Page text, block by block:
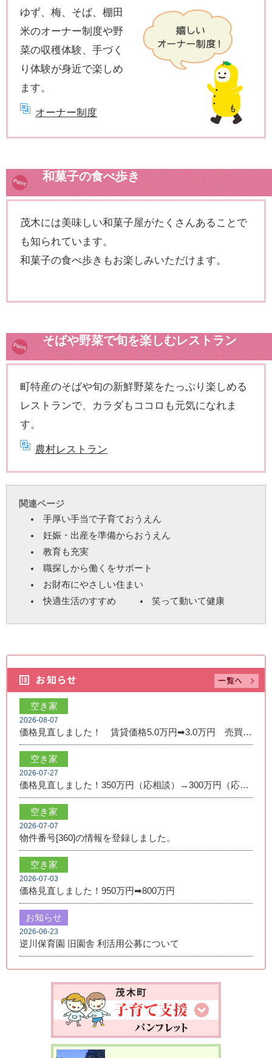
ゆず、梅、そば、棚田
米のオーナー制度や野
菜の収穫体験、手づく
り体験が身近で楽しめ
ます。
オーナー制度
和菓子の食べ歩き
茂木には美味しい和菓子屋がたくさんあることで
も知られています。
和菓子の食べ歩きもお楽しみいただけます。
そばや野菜で旬を楽しむレストラン
町特産のそばや旬の新鮮野菜をたっぷり楽しめる
レストランで、カラダもココロも元気になれま
す。
農村レストラン
関連ページ
手厚い手当で子育ておうえん
妊娠・出産を準備からおうえん
教育も充実
職探しから働くをサポート
お財布にやさしい住まい
快適生活のすすめ
笑って動いて健康
空き家
2026-08-07
価格見直しました！ 賃貸価格5.0万円➡3.0万円 売買価格350万円➡250万円
空き家
2026-07-27
価格見直しました！350万円（応相談）→300万円（応相談）
空き家
2026-07-07
物件番号[360]の情報を登録しました。
空き家
2026-07-03
価格見直しました！950万円➡800万円
お知らせ
2026-06-23
逆川保育園 旧園舎 利活用公募について